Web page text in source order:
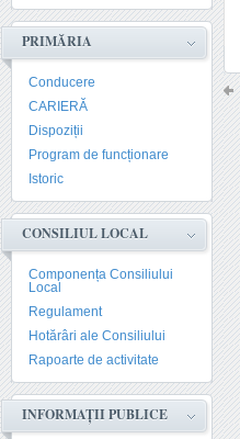
PRIMĂRIA
Conducere
CARIERĂ
Dispoziții
Program de funcționare
Istoric
CONSILIUL LOCAL
Componența Consiliului
Local
Regulament
Hotărâri ale Consiliului
Rapoarte de activitate
INFORMAȚII PUBLICE